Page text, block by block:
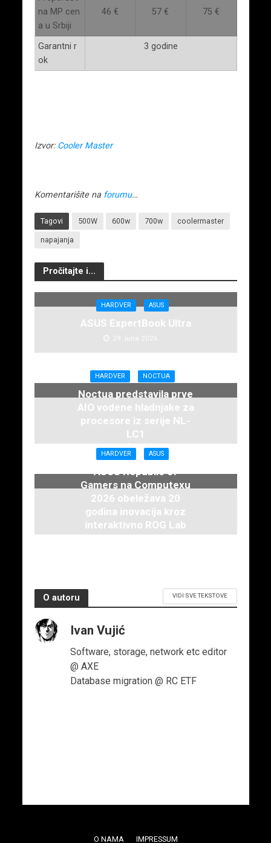
na MP cen
a u Srbiji
46 € 57 € 75 €
Garantni r
ok
3 godine
Izvor: Cooler Master
Komentarišite na forumu…
Tagovi 500W 600w 700w coolermaster
napajanja
Pročitajte i...
HARDVER ASUS
ASUS ExpertBook Ultra
29. juna 2026.
HARDVER NOCTUA
Noctua predstavila prve
AIO vodene hladnjake za
procesore iz serije NL-
LC1
16. juna 2026.
HARDVER ASUS
ASUS Republic of
Gamers na Computexu
2026 obeležava 20
godina inovacija kroz
interaktivno ROG Lab
iskustvo
O autoru VIDI SVE TEKSTOVE
Ivan Vujić
Software, storage, network etc editor
@ AXE
Database migration @ RC ETF
O NAMA IMPRESSUM